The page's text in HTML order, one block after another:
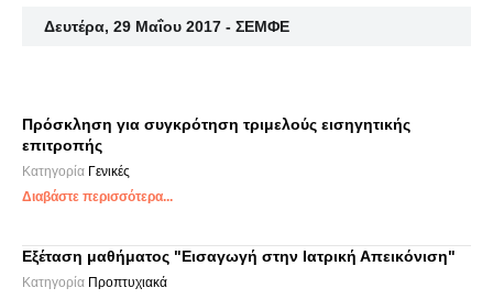
Δευτέρα, 29 Μαΐου 2017 - ΣΕΜΦΕ
Πρόσκληση για συγκρότηση τριμελούς εισηγητικής
επιτροπής
Κατηγορία Γενικές
Διαβάστε περισσότερα...
Εξέταση μαθήματος "Εισαγωγή στην Ιατρική Απεικόνιση"
Κατηγορία Προπτυχιακά